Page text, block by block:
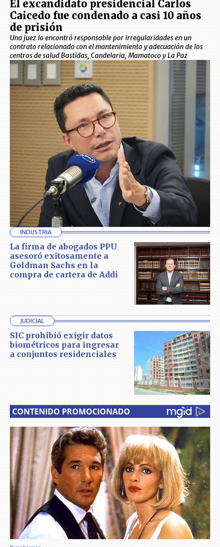
El excandidato presidencial Carlos
Caicedo fue condenado a casi 10 años
de prisión
Una juez lo encontró responsable por irregularidades en un
contrato relacionado con el mantenimiento y adecuación de los
centros de salud Bastidas, Candelaria, Mamatoco y La Paz
INDUSTRIA
La firma de abogados PPU
asesoró exitosamente a
Goldman Sachs en la
compra de cartera de Addi
JUDICIAL
SIC prohibió exigir datos
biométricos para ingresar
a conjuntos residenciales